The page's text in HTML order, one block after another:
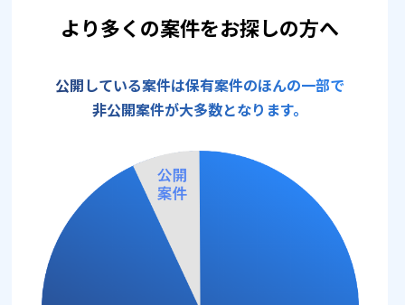
より多くの案件をお探しの方へ
公開している案件は保有案件のほんの一部で
非公開案件が大多数となります。